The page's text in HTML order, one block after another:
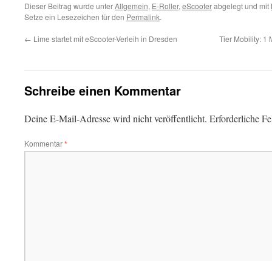
Dieser Beitrag wurde unterAllgemein, E-Roller, eScooterabgelegt und mit
Setze ein Lesezeichen für den Permalink.
← Lime startet mit eScooter-Verleih in Dresden Tier Mobility: 1
Schreibe einen Kommentar
Deine E-Mail-Adresse wird nicht veröffentlicht. Erforderliche
Kommentar*